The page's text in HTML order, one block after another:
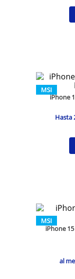
MSI
iPhone
Hasta
MSI
iPhone
al